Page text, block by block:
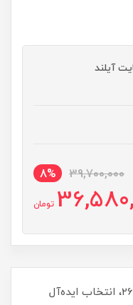
آیلند
39,700,000
8%
تومان
آبسردکن ایستاده نیولند مدل 2665BS، انتخاب ایده‌آل